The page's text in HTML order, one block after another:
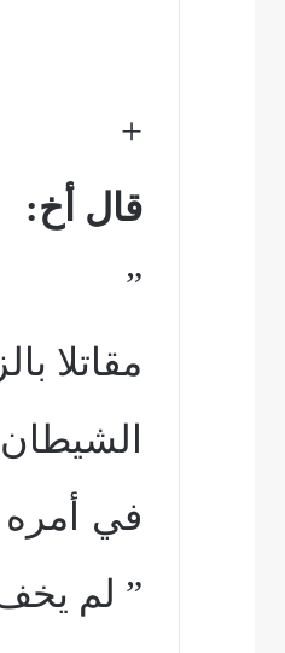
+
قال أخ:
”
مقاتلا
في أمره
” لم يخف